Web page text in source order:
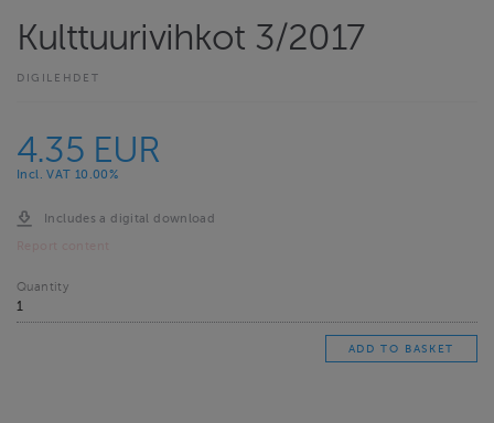
Kulttuurivihkot 3/2017
DIGILEHDET
4.35 EUR
Incl. VAT 10.00%
Includes a digital download
Quantity